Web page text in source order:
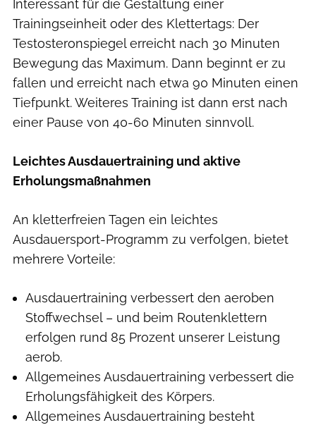
Interessant für die Gestaltung einer
Trainingseinheit oder des Klettertags: Der
Testosteronspiegel erreicht nach 30 Minuten
Bewegung das Maximum. Dann beginnt er zu
fallen und erreicht nach etwa 90 Minuten einen
Tiefpunkt. Weiteres Training ist dann erst nach
einer Pause von 40-60 Minuten sinnvoll.
Leichtes Ausdauertraining und aktive
Erholungsmaßnahmen
An kletterfreien Tagen ein leichtes
Ausdauersport-Programm zu verfolgen, bietet
mehrere Vorteile:
Ausdauertraining verbessert den aeroben
Stoffwechsel – und beim Routenklettern
erfolgen rund 85 Prozent unserer Leistung
aerob.
Allgemeines Ausdauertraining verbessert die
Erholungsfähigkeit des Körpers.
Allgemeines Ausdauertraining besteht